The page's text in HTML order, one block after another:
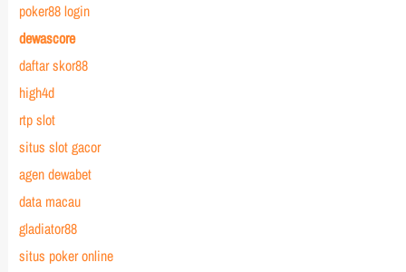
poker88 login
dewascore
daftar skor88
high4d
rtp slot
situs slot gacor
agen dewabet
data macau
gladiator88
situs poker online